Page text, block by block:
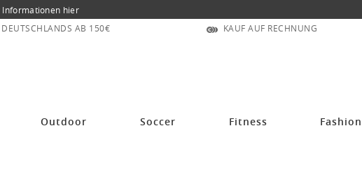
Informationen hier
DEUTSCHLANDS AB 150€
KAUF AUF RECHNUNG
Outdoor Soccer Fitness Fashion